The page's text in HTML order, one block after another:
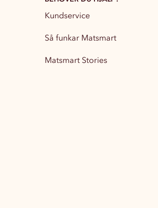
Partytillbehör
Kundservice
Så funkar Matsmart
Matsmart Stories